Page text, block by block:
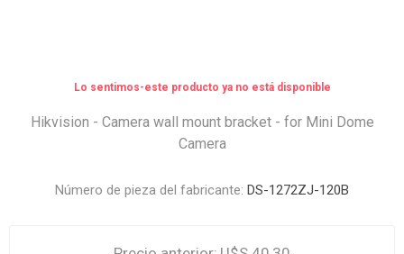
Lo sentimos-este producto ya no está disponible
Hikvision - Camera wall mount bracket - for Mini Dome
Camera
Número de pieza del fabricante: DS-1272ZJ-120B